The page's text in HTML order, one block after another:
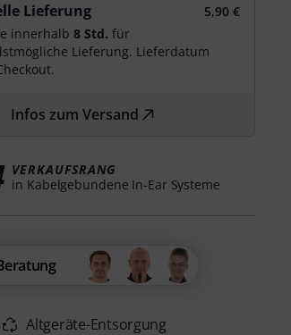
Lieferung
5,90 €
innerhalb8 Std. für
Lieferung. Lieferdatum
Infos zum Versand
VERKAUFSRANG
in Kabelgebundene In-Ear Systeme
Altgeräte-Entsorgung